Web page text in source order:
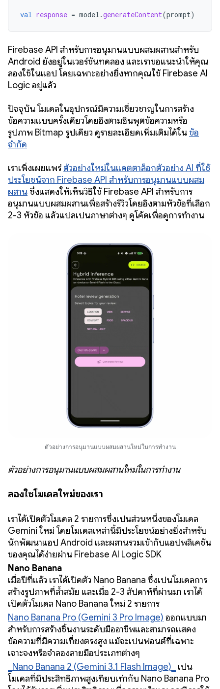
val response = model .generateContent(prompt)
Firebase API สำหรับการอนุมานแบบผสมผสานสำหรับ
Android ยังอยู่ในเวอร์ชันทดลอง และเราขอแนะนำให้คุณ
ลองใช้ในแอป โดยเฉพาะอย่างยิ่งหากคุณใช้ Firebase AI
Logic อยู่แล้ว
ปัจจุบัน โมเดลในอุปกรณ์มีความเชี่ยวชาญในการสร้าง
ข้อความแบบครั้งเดียวโดยอิงตามอินพุตข้อความหรือ
รูปภาพ Bitmap รูปเดียว ดูรายละเอียดเพิ่มเติมได้ใน ข้อ
จำกัด
เราเพิ่งเผยแพร่ ตัวอย่างใหม่ในแคตตาล็อกตัวอย่าง AI ที่ใช้
ประโยชน์จาก Firebase API สำหรับการอนุมานแบบผสม
ผสาน ซึ่งแสดงให้เห็นวิธีใช้ Firebase API สำหรับการ
อนุมานแบบผสมผสานเพื่อสร้างรีวิวโดยอิงตามหัวข้อที่เลือก
2-3 หัวข้อ แล้วแปลเป็นภาษาต่างๆ ดูโค้ดเพื่อดูการทำงาน
ตัวอย่างการอนุมานแบบผสมผสานใหม่ในการทำงาน
ตัวอย่างการอนุมานแบบผสมผสานใหม่ในการทำงาน
ลองใช้โมเดลใหม่ของเรา
เราได้เปิดตัวโมเดล 2 รายการซึ่งเป็นส่วนหนึ่งของโมเดล
Gemini ใหม่ โดยโมเดลเหล่านี้มีประโยชน์อย่างยิ่งสำหรับ
นักพัฒนาแอป Android และผสานรวมเข้ากับแอปพลิเคชัน
ของคุณได้ง่ายผ่าน Firebase AI Logic SDK
Nano Banana
เมื่อปีที่แล้ว เราได้เปิดตัว Nano Banana ซึ่งเป็นโมเดลการ
สร้างรูปภาพที่ล้ำสมัย และเมื่อ 2-3 สัปดาห์ที่ผ่านมา เราได้
เปิดตัวโมเดล Nano Banana ใหม่ 2 รายการ
Nano Banana Pro (Gemini 3 Pro Image) ออกแบบมา
สำหรับการสร้างชิ้นงานระดับมืออาชีพและสามารถแสดง
ข้อความที่มีความเที่ยงตรงสูง แม้จะเป็นฟอนต์ที่เฉพาะ
เจาะจงหรือจำลองลายมือประเภทต่างๆ
_Nano Banana 2 (Gemini 3.1 Flash Image)_
เป็น
โมเดลที่มีประสิทธิภาพสูงเทียบเท่ากับ Nano Banana Pro